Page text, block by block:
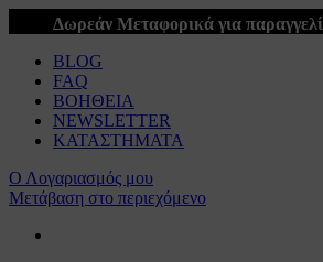
Δωρεάν Μεταφορικά για
BLOG
FAQ
ΒΟΗΘΕΙΑ
NEWSLETTER
ΚΑΤΑΣΤΗΜΑΤΑ
Ο Λογαριασμός μου
Μετάβαση στο περιεχόμενο